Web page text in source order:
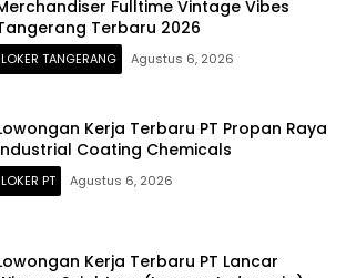
Fulltime Vintage Vibes
Terbaru 2026
LOKER TANGERANG Agustus 6, 2026
Kerja Terbaru PT Propan Raya
Coating Chemicals
LOKER PT Agustus 6, 2026
Kerja Terbaru PT Lancar